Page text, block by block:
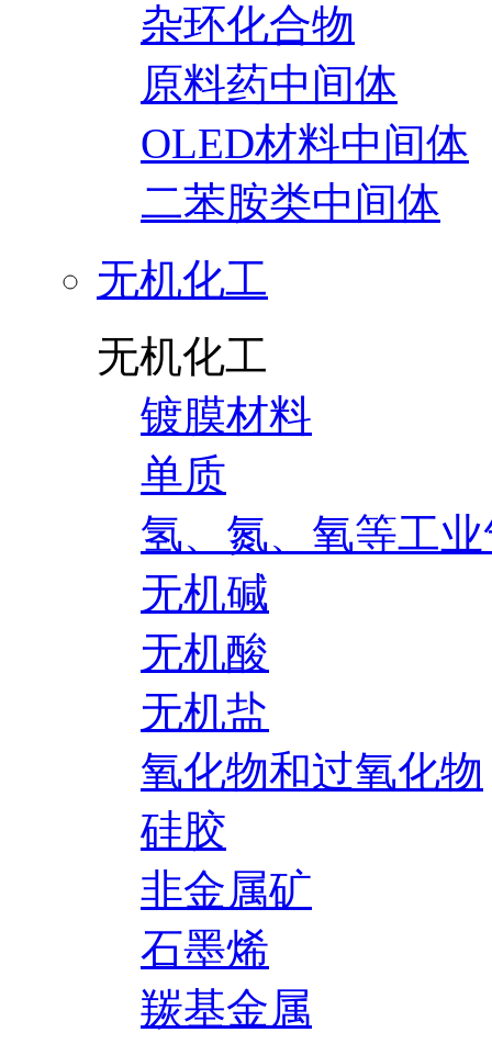
杂环化合物
原料药中间体
OLED材料中间体
二苯胺类中间体
无机化工
无机化工
镀膜材料
单质
氢、氮、氧等工
无机碱
无机酸
无机盐
氧化物和过氧化物
硅胶
非金属矿
石墨烯
羰基金属